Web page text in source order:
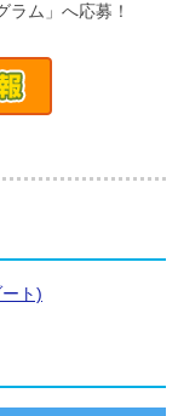
ラム」へ応募！
ト)